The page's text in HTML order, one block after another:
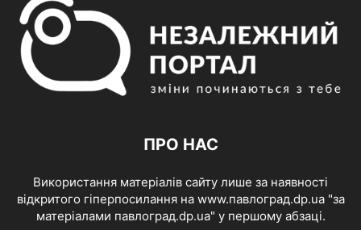
ПРО НАС
Використання матеріалів сайту лише за наявності
відкритого гіперпосилання на www.павлоград.dp.ua "за
матеріалами павлоград.dp.ua" у першому абзаці.